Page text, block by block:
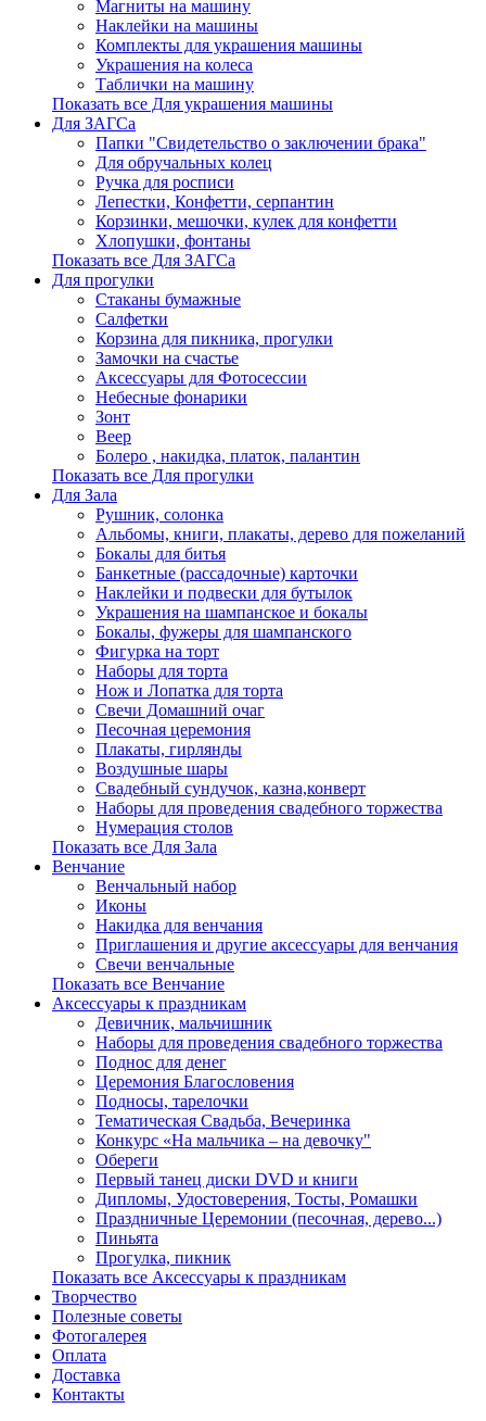
Магниты на машину
Наклейки на машины
Комплекты для украшения машины
Украшения на колеса
Таблички на машину
Показать все Для украшения машины
Для ЗАГСа
Папки "Свидетельство о заключении брака"
Для обручальных колец
Ручка для росписи
Лепестки, Конфетти, серпантин
Корзинки, мешочки, кулек для конфетти
Хлопушки, фонтаны
Показать все Для ЗАГСа
Для прогулки
Стаканы бумажные
Салфетки
Корзина для пикника, прогулки
Замочки на счастье
Аксессуары для Фотосессии
Небесные фонарики
Зонт
Веер
Болеро , накидка, платок, палантин
Показать все Для прогулки
Для Зала
Рушник, солонка
Альбомы, книги, плакаты, дерево для пожеланий
Бокалы для битья
Банкетные (рассадочные) карточки
Наклейки и подвески для бутылок
Украшения на шампанское и бокалы
Бокалы, фужеры для шампанского
Фигурка на торт
Наборы для торта
Нож и Лопатка для торта
Свечи Домашний очаг
Песочная церемония
Плакаты, гирлянды
Воздушные шары
Свадебный сундучок, казна,конверт
Наборы для проведения свадебного торжества
Нумерация столов
Показать все Для Зала
Венчание
Венчальный набор
Иконы
Накидка для венчания
Приглашения и другие аксессуары для венчания
Свечи венчальные
Показать все Венчание
Аксессуары к праздникам
Девичник, мальчишник
Наборы для проведения свадебного торжества
Поднос для денег
Церемония Благословения
Подносы, тарелочки
Тематическая Свадьба, Вечеринка
Конкурс «На мальчика – на девочку"
Обереги
Первый танец диски DVD и книги
Дипломы, Удостоверения, Тосты, Ромашки
Праздничные Церемонии (песочная, дерево...)
Пиньята
Прогулка, пикник
Показать все Аксессуары к праздникам
Творчество
Полезные советы
Фотогалерея
Оплата
Доставка
Контакты